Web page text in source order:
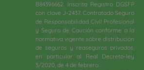
B84396662. Inscrita Registro DGSFP
con clave J-2437. Contratado Seguro
de Responsabilidad Civil Profesional
y Seguro de Caución conforme a la
normativa vigente sobre distribución
de seguros y reaseguros privados,
en particular al Real Decreto-ley
3/2020, de 4 de febrero.​